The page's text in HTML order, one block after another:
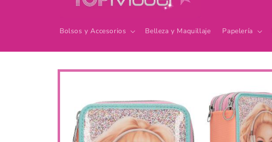
Bolsos y Accesorios Belleza y Maquillaje Papelería
directamente